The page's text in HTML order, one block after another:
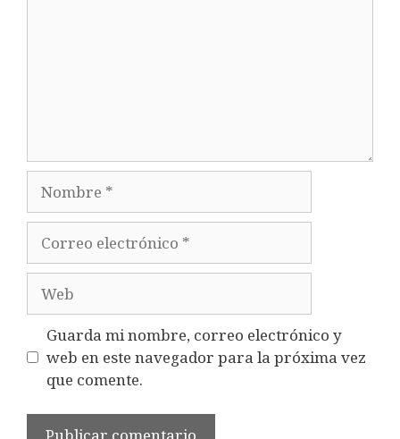
Nombre
electrónico
Guarda mi nombre, correo electrónico y
web en este navegador para la próxima vez
que comente.